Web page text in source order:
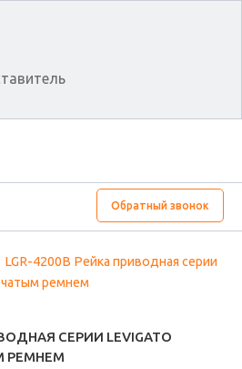
Обратный звонок
LGR-4200B Рейка приводная серии
ремнем
СЕРИИ LEVIGATO
РЕМНЕМ